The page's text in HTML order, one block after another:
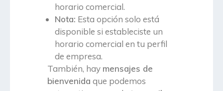
horario comercial.
Nota: Esta opción solo está
disponible si estableciste un
horario comercial en tu perfil
de empresa.
También, hay mensajes de
bienvenida que podemos